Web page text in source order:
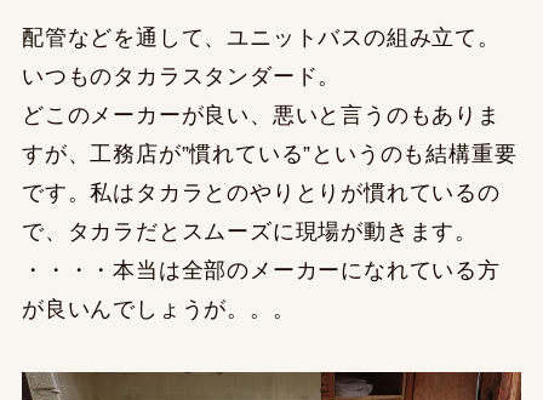
配管などを通して、ユニットバスの組み立て。
いつものタカラスタンダード。
どこのメーカーが良い、悪いと言うのもありま
すが、工務店が”慣れている”というのも結構重要
です。私はタカラとのやりとりが慣れているの
で、タカラだとスムーズに現場が動きます。
・・・・本当は全部のメーカーになれている方
が良いんでしょうが。。。